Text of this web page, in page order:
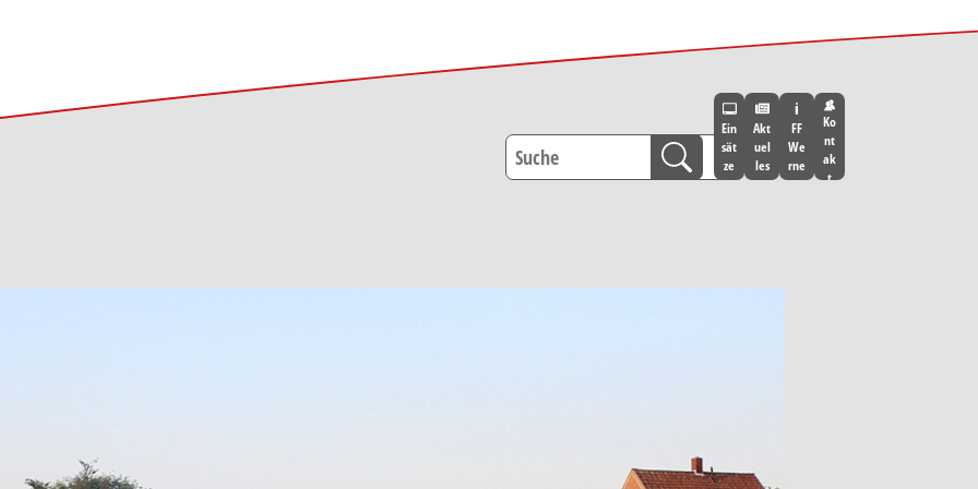
Ein
sät
ze
Akt
uel
les
FF
We
rne
Ko
nt
ak
t